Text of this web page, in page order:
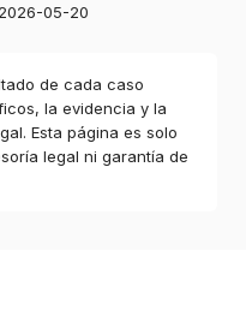
2026-05-20
de cada caso
la evidencia y la
Esta página es solo
legal ni garantía de